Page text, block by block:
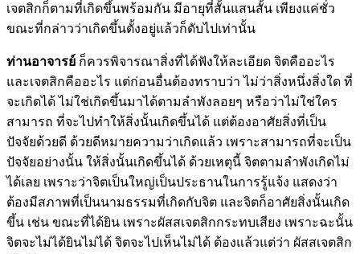
เจตสิกก็ตามที่เกิดขึ้นพร้อมกัน มีอายุที่สั้นแสนสั้น เพียงแค่ชั่ว
ขณะที่กล่าวว่าเกิดขึ้นตั้งอยู่แล้วก็ดับไปเท่านั้น
ท่านอาจารย์ ก็ควรพิจารณาสิ่งที่ได้ฟังให้ละเอียด จิตคืออะไร
และเจตสิกคืออะไร แต่ก่อนอื่นต้องทราบว่า ไม่ว่าสิ่งหนึ่งสิ่งใด ที่
จะเกิดได้ ไม่ใช่เกิดขึ้นมาได้ตามลำพังลอยๆ หรือว่าไม่ใช่ใคร
สามารถ ที่จะไปทำให้สิ่งนั้นเกิดขึ้นได้ แต่ต้องอาศัยสิ่งที่เป็น
ปัจจัยด้วยดี ด้วยดีหมายความว่าเกิดแล้ว เพราะสามารถที่จะเป็น
ปัจจัยอย่างนั้น ให้สิ่งนั้นเกิดขึ้นได้ ด้วยเหตุนี้ จิตตามลำพังเกิดไม่
ได้เลย เพราะว่าจิตเป็นใหญ่เป็นประธานในการรู้แจ้ง แสดงว่า
ต้องมีสภาพที่เป็นนามธรรมที่เกิดกับจิต และจิตก็อาศัยสิ่งนั้นเกิด
ขึ้น เช่น ขณะที่ได้ยิน เพราะผัสสเจตสิกกระทบเสียง เพราะฉะนั้น
จิตจะไม่ได้ยินไม่ได้ จิตจะไปเห็นไม่ได้ ต้องแล้วแต่ว่า ผัสสเจตสิก